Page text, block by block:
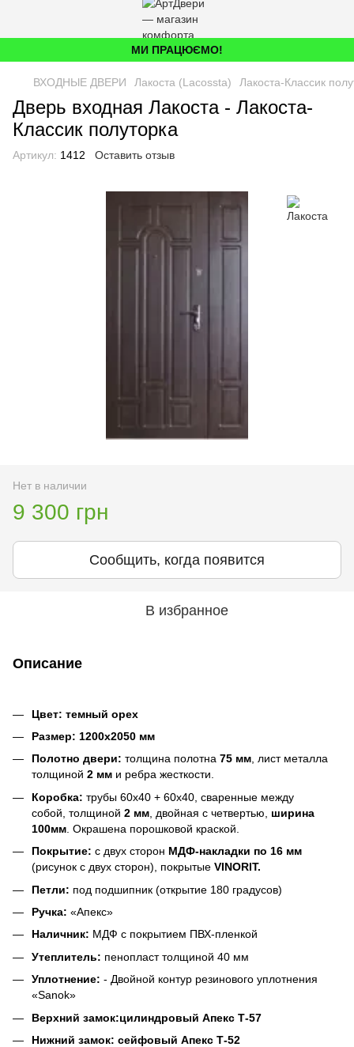
МИ ПРАЦЮЄМО!
ВХОДНЫЕ ДВЕРИ Лакоста (Lacossta) Лакоста-Классик
Дверь входная Лакоста - Лакоста-
Классик полуторка
Артикул: 1412 Оставить отзыв
Нет в наличии
9 300 грн
Сообщить, когда появится
В избранное
Описание
Цвет: темный орех
Размер: 1200х2050 мм
Полотно двери: толщина полотна 75 мм, лист металла
толщиной 2 мм и ребра жесткости.
Коробка: трубы 60х40 + 60х40, сваренные между
собой, толщиной 2 мм , двойная с четвертью, ширина
100мм . Окрашена порошковой краской.
Покрытие: с двух сторон МДФ-накладки по 16 мм
(рисунок с двух сторон), покрытые VINORIT.
Петли: под подшипник (открытие 180 градусов)
Ручка: «Апекс»
Наличник: МДФ с покрытием ПВХ-пленкой
Утеплитель: пенопласт толщиной 40 мм
Уплотнение: - Двойной контур резинового уплотнения
«Sanok»
Верхний замок:цилиндровый Апекс Т-57
Нижний замок: сейфовый Апекс Т-52